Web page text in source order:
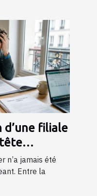
d’une filiale
n’a jamais été
Entre la